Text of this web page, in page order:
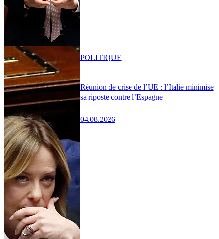
Réunion de crise de l’UE : l’Italie minimise
sa riposte contre l’Espagne
04.08.2026
POLITIQUE